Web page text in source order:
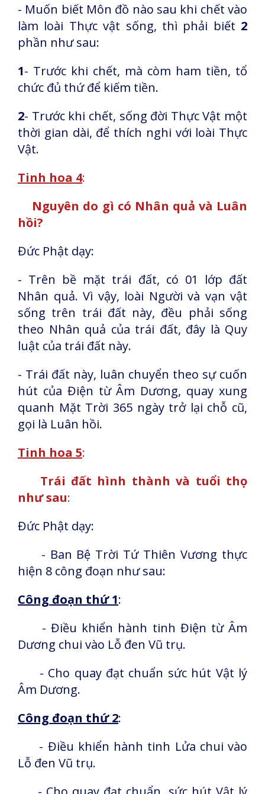
- Muốn biết Môn đồ nào sau khi chết vào
làm loài Thực vật sống, thì phải biết 2
phần như sau:
1- Trước khi chết, mà còm ham tiền, tổ
chức đủ thứ để kiếm tiền.
2- Trước khi chết, sống đời Thực Vật một
thời gian dài, để thích nghi với loài Thực
Vật.
Tinh hoa 4:
Nguyên do gì có Nhân quả và Luân
hồi?
Đức Phật dạy:
- Trên bề mặt trái đất, có 01 lớp đất
Nhân quả. Vì vậy, loài Người và vạn vật
sống trên trái đất này, đều phải sống
theo Nhân quả của trái đất, đây là Quy
luật của trái đất này.
- Trái đất này, luân chuyển theo sự cuốn
hút của Điện từ Âm Dương, quay xung
quanh Mặt Trời 365 ngày trở lại chỗ cũ,
gọi là Luân hồi.
Tinh hoa 5:
Trái đất hình thành và tuổi thọ
như sau:
Đức Phật dạy:
- Ban Bệ Trời Tứ Thiên Vương thực
hiện 8 công đoạn như sau:
Công đoạn thứ 1:
- Điều khiển hành tinh Điện từ Âm
Dương chui vào Lỗ đen Vũ trụ.
- Cho quay đạt chuẩn sức hút Vật lý
Âm Dương.
Công đoạn thứ 2:
- Điều khiển hành tinh Lửa chui vào
Lỗ đen Vũ trụ.